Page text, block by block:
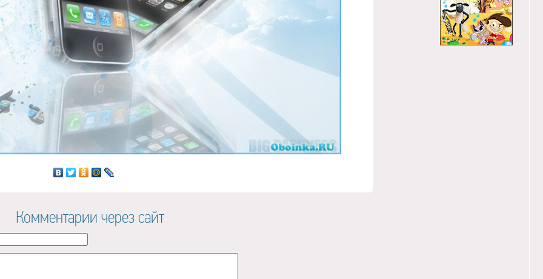
Комментарии через сайт